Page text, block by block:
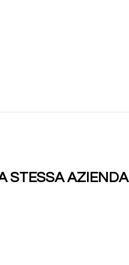
STESSA AZIENDA